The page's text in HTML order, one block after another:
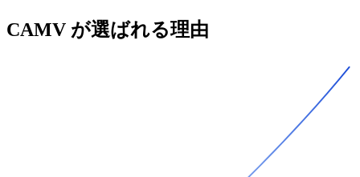
CAMV が選ばれる理由